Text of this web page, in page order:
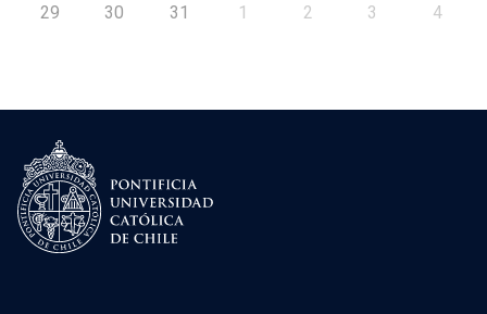
29 30 31 1 2 3 4